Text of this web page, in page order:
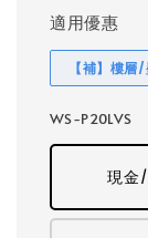
適用優惠
【補】樓
WS-P20LVS
現金